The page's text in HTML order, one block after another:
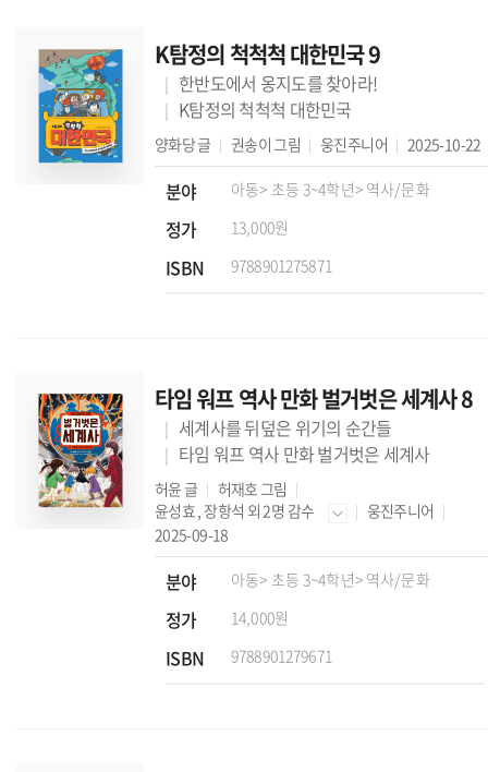
K탐정의 척척척 대한민국 9
한반도에서 옹지도를 찾아라!
K탐정의 척척척 대한민국
양화당글 권송이그림 웅진주니어 2025-10-22
분야 아동> 초등 3~4학년> 역사/문화
정가 13,000원
ISBN 9788901275871
타임 워프 역사 만화 벌거벗은 세계사 8
세계사를 뒤덮은 위기의 순간들
타임 워프 역사 만화 벌거벗은 세계사
허윤 글 허재호그림
윤성효, 장항석 외 2명 감수
웅진주니어
2025-09-18
분야 아동> 초등 3~4학년> 역사/문화
정가 14,000원
ISBN 9788901279671